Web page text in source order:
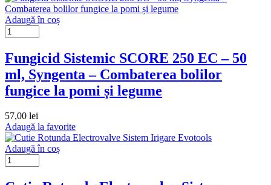
Adaugă în coș
Fungicid Sistemic SCORE 250 EC – 50
ml, Syngenta – Combaterea bolilor
fungice la pomi și legume
57,00 lei
Adaugă la favorite
Adaugă în coș